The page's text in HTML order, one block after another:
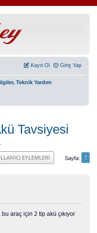
Giriş Yap
Kayıt Ol
Teknik Yardım
Tavsiyesi
Sayfa 1
EYLEMLERI
araç için 2 tip akü çıkıyor